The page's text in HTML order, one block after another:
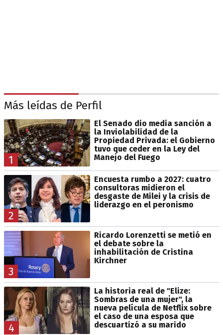
Más leídas de Perfil
1
El Senado dio media sanción a
la Inviolabilidad de la
Propiedad Privada: el Gobierno
tuvo que ceder en la Ley del
Manejo del Fuego
2
Encuesta rumbo a 2027: cuatro
consultoras midieron el
desgaste de Milei y la crisis de
liderazgo en el peronismo
3
Ricardo Lorenzetti se metió en
el debate sobre la
inhabilitación de Cristina
Kirchner
4
La historia real de "Elize:
Sombras de una mujer", la
nueva película de Netflix sobre
el caso de una esposa que
descuartizó a su marido